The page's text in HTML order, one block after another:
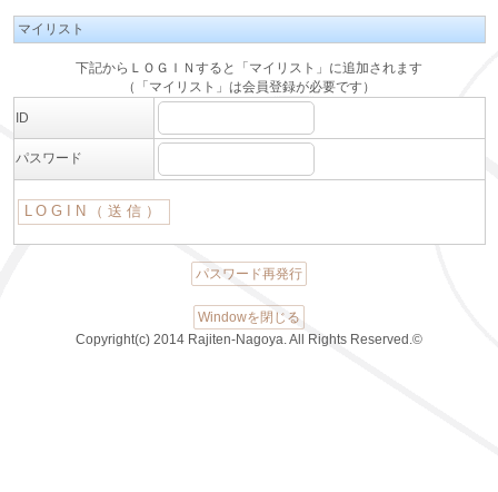
マイリスト
下記からＬＯＧＩＮすると「マイリスト」に追加されます
（「マイリスト」は会員登録が必要です）
ID
パスワード
パスワード再発行
Windowを閉じる
Copyright(c) 2014 Rajiten-Nagoya. All Rights Reserved.©